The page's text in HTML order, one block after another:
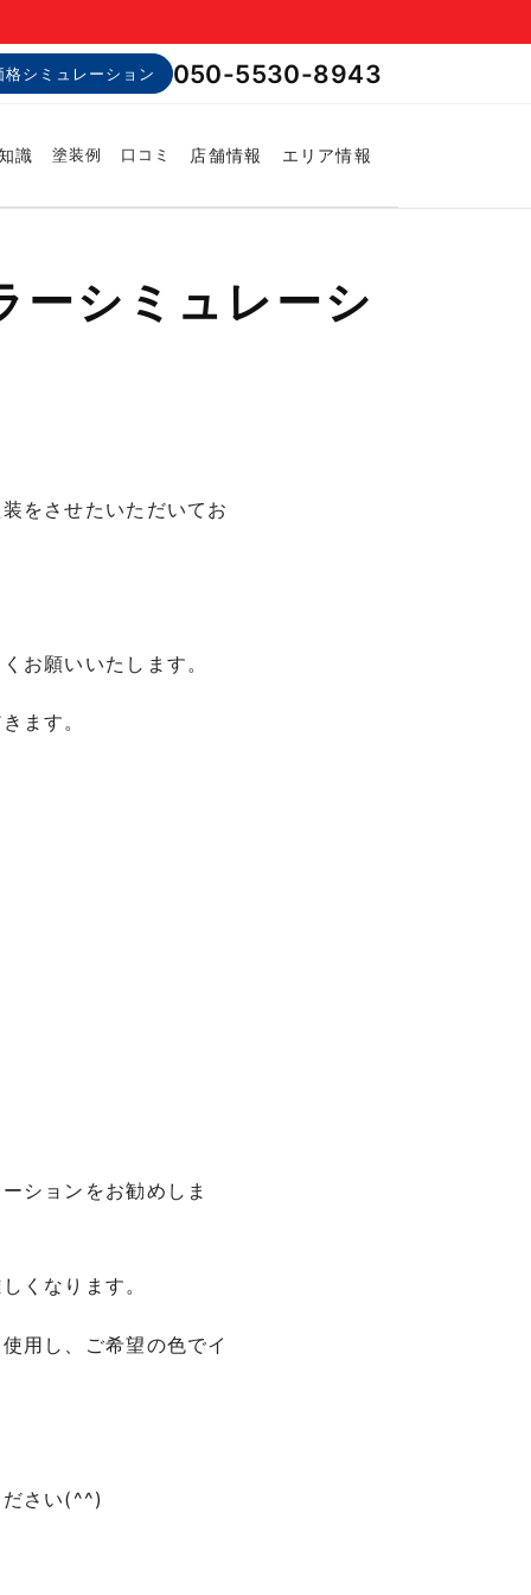
格シミュレーション 050-5530-8943
識 塗装例 口コミ 店舗情報 エリア情報
シミュレーシ
をさせたいただいてお
お願いいたします。
ます。
ションをお勧めしま
くなります。
用し、ご希望の色でイ
さい(^^)